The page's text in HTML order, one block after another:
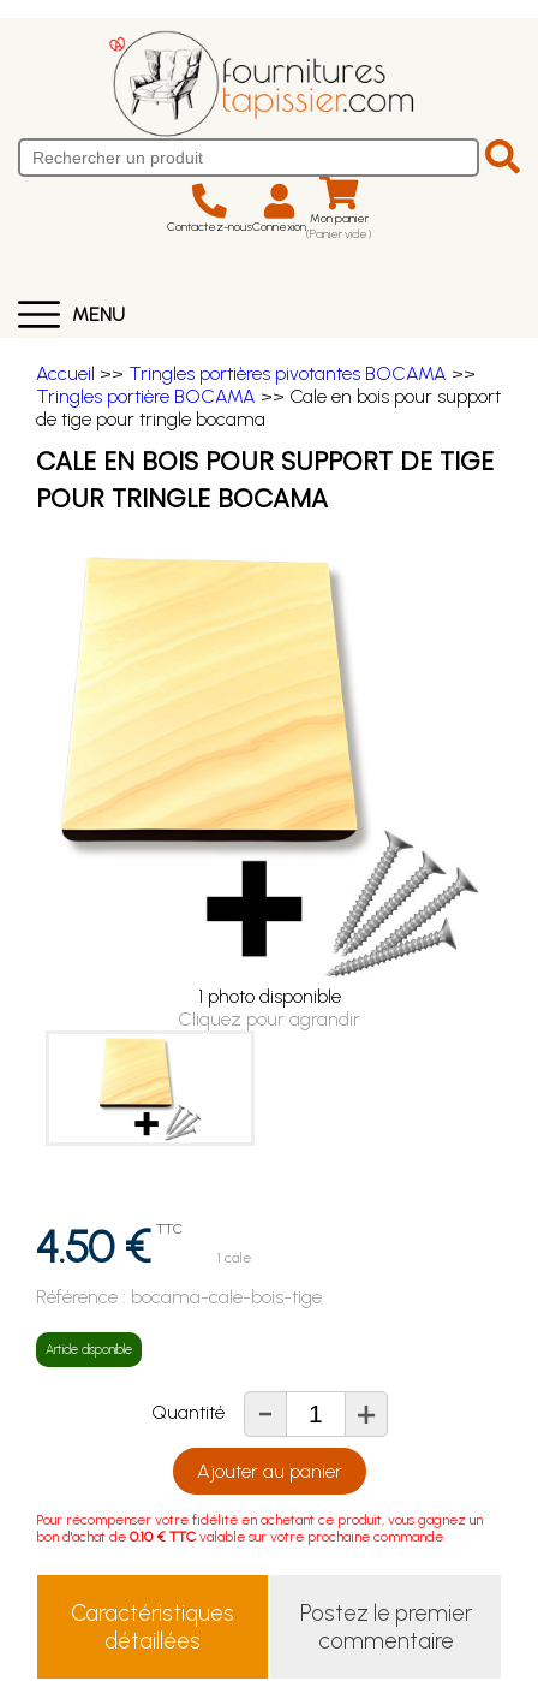
Contactez-nousConnexion Mon panier
(Panier vide)
MENU
Accueil >> Tringles portières pivotantes BOCAMA >>
Tringles portière BOCAMA >> Cale en bois pour support
de tige pour tringle bocama
CALE EN BOIS POUR SUPPORT DE TIGE
POUR TRINGLE BOCAMA
1 photo disponible
Cliquez pour agrandir
4.50 € TTC
1 cale
Référence : bocama-cale-bois-tige
Article disponible
Quantité - +
Ajouter au panier
Pour récompenser votre fidélité en achetant ce produit, vous gagnez un
bon d'achat de 0.10 € TTC valable sur votre prochaine commande.
Caractéristiques
détaillées
Postez le premier
commentaire